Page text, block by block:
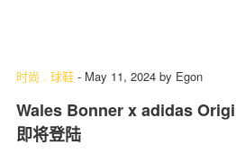
时尚 . 球鞋 - May 11, 2024 by Egon
Wales Bonner x adidas
即将登陆